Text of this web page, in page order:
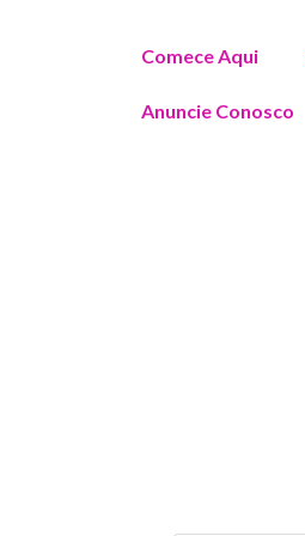
Comece Aqui
Anuncie Conosco